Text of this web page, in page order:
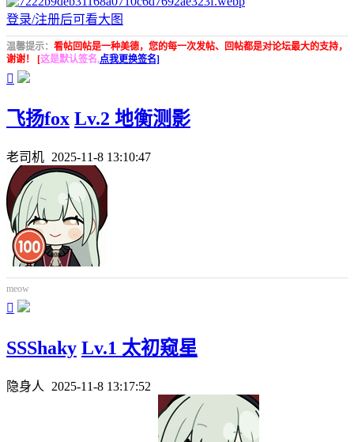
登录/注册后可看大图
温馨提示： 看帖回帖是一种美德，您的每一次发帖、回帖都是对论坛最大的支持，
谢谢！ [这是默认签名,点我更换签名]

飞扬fox Lv.2 地衡测影
老司机 2025-11-8 13:10:47
meow

SSShaky Lv.1 太初窥星
隐身人 2025-11-8 13:17:52